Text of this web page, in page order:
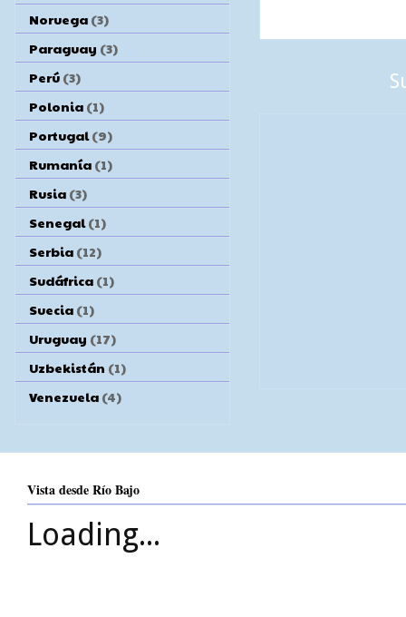
Noruega (3)
Paraguay (3)
Perú (3)
Polonia (1)
Portugal (9)
Rumanía (1)
Rusia (3)
Senegal (1)
Serbia (12)
Sudáfrica (1)
Suecia (1)
Uruguay (17)
Uzbekistán (1)
Venezuela (4)
Vista desde Río Bajo
Loading...